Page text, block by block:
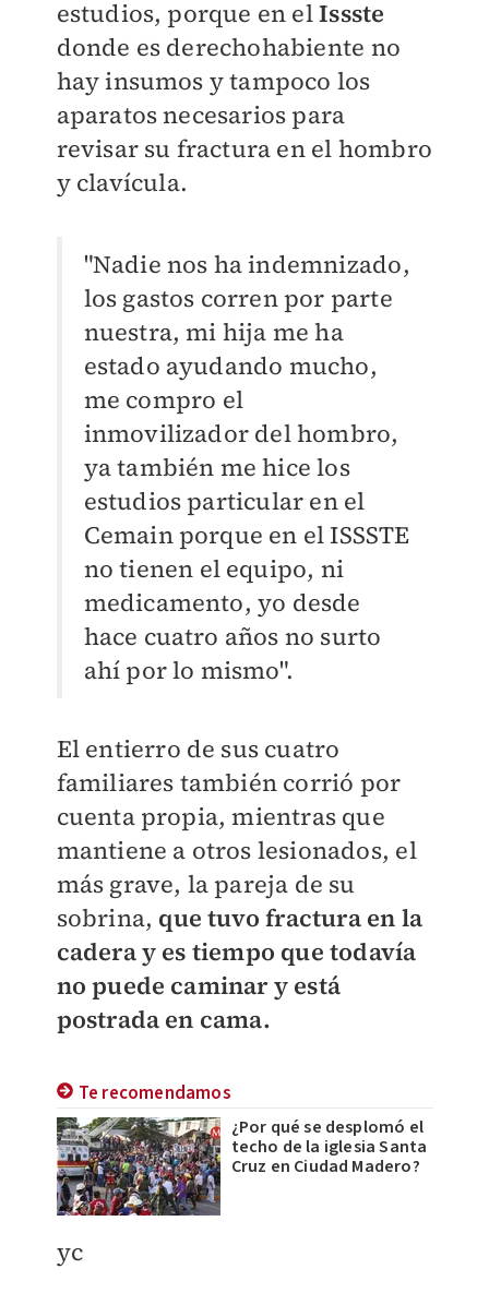
estudios, porque en elIssste
donde es derechohabiente no
hay insumos y tampoco los
aparatos necesarios para
revisar su fractura en el hombro
y clavícula.
"Nadie nos ha indemnizado,
los gastos corren por parte
nuestra, mi hija me ha
estado ayudando mucho,
me compro el
inmovilizador del hombro,
ya también me hice los
estudios particular en el
Cemain porque en el ISSSTE
no tienen el equipo, ni
medicamento, yo desde
hace cuatro años no surto
ahí por lo mismo".
El entierro de sus cuatro
familiares también corrió por
cuenta propia, mientras que
mantiene a otros lesionados, el
más grave, la pareja de su
sobrina, que tuvo fractura en la
cadera y es tiempo que todavía
no puede caminar y está
postrada en cama.
Te recomendamos
¿Por qué se desplomó el
techo de la iglesia Santa
Cruz en Ciudad Madero?
yc